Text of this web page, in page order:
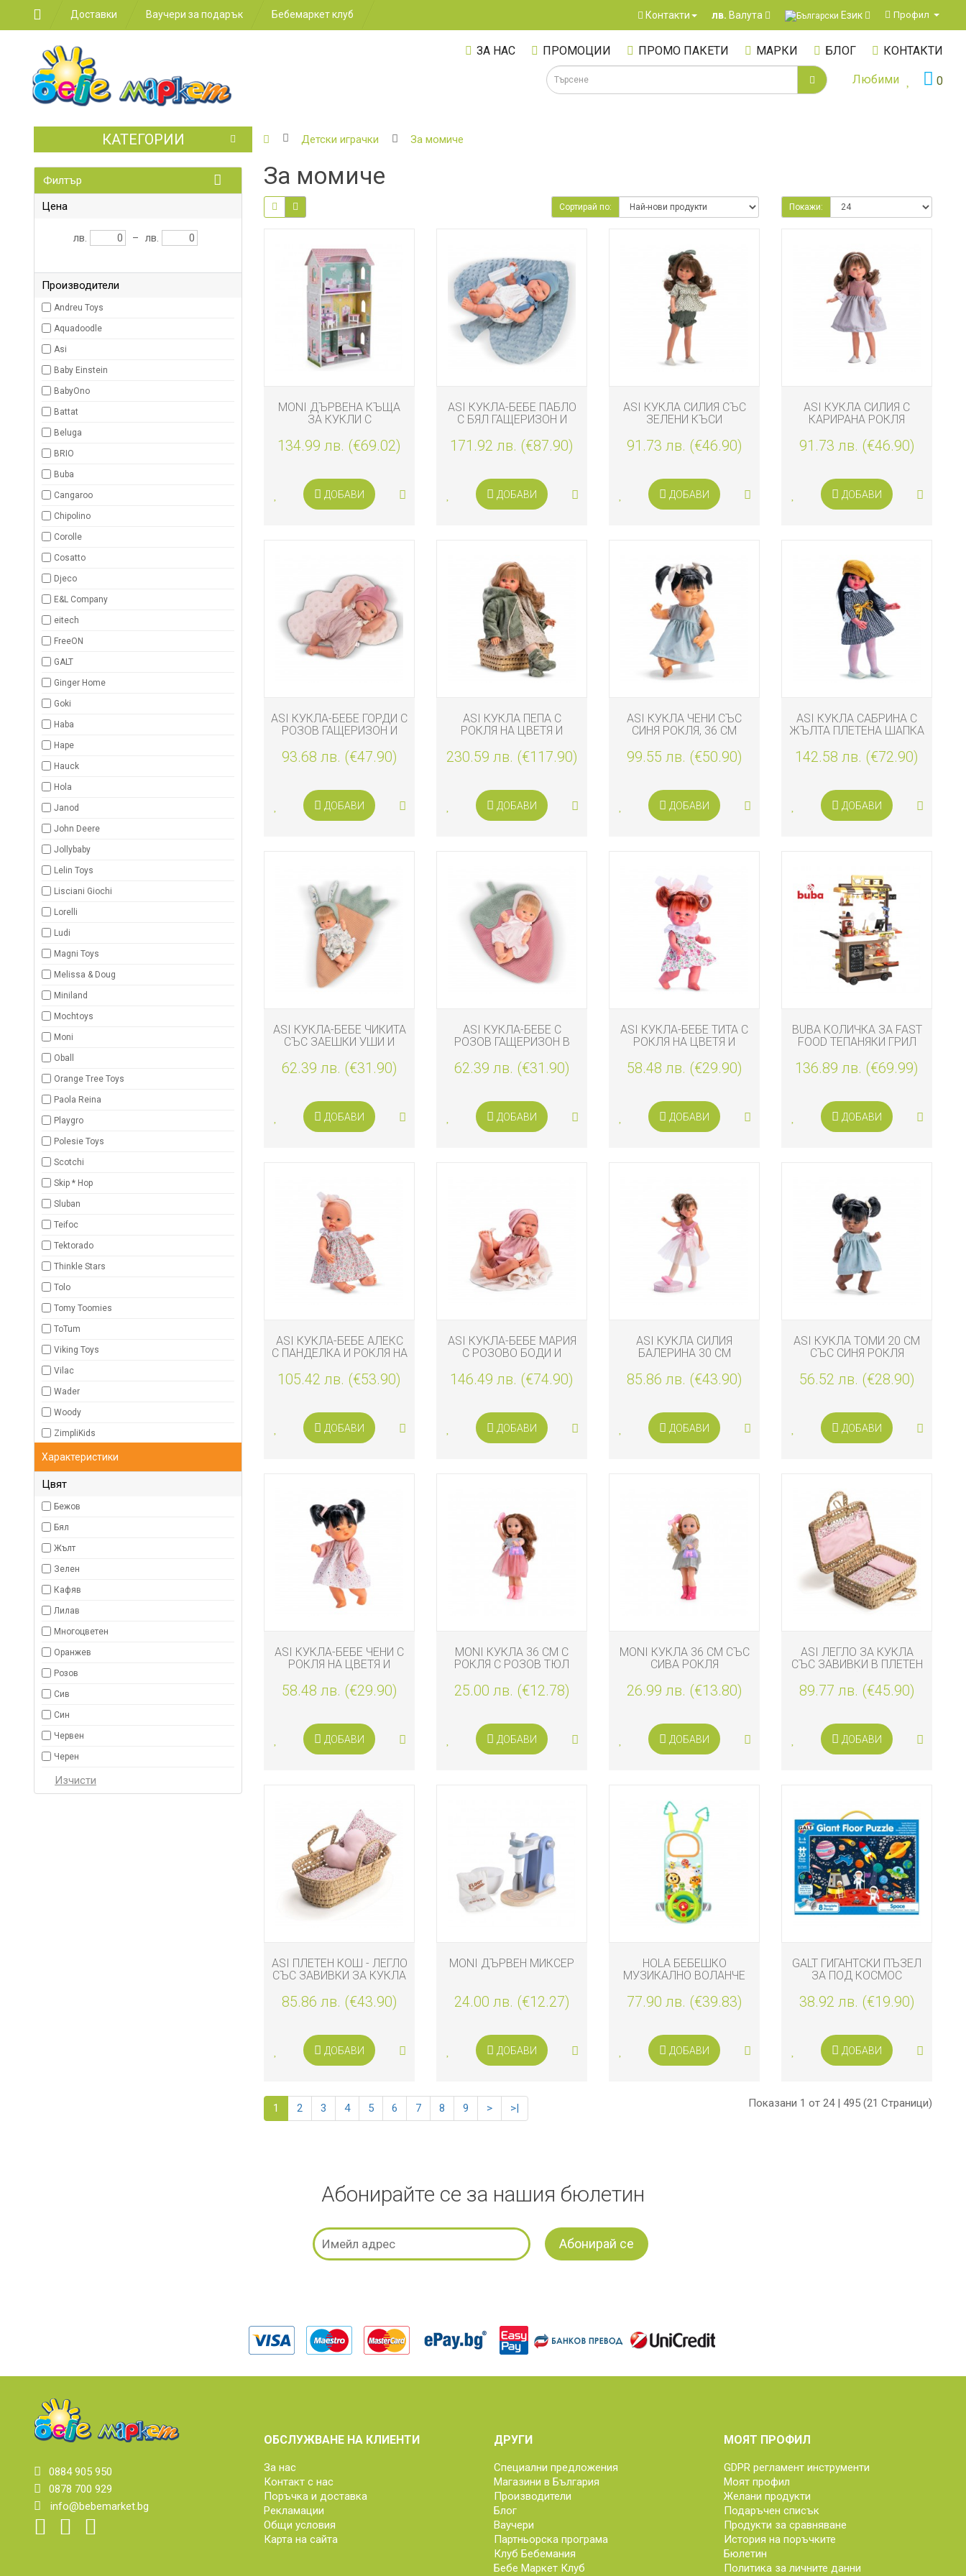
Доставки Ваучери за подарък Бебемаркет клуб Контакти лв. Валута Език Профил
ЗА НАС ПРОМОЦИИ ПРОМО ПАКЕТИ МАРКИ БЛОГ КОНТАКТИ
0
Любими
КАТЕГОРИИ БЕБЕШКИ
КОЛИЧКИ
СТОЛЧЕТА
ЗА
КОЛА
ХРАНЕНЕ
ДЕТСКАТА
ПРОДУКТИ
БЕБЕШКИ
ДРЕШКИ
ПЪТ
КОЗМЕТИКА
ПЕЛЕНИ
ДЕТСКИ
ИГРАЧКИ
Детски играчки За момиче
Филтър
Цена
лв. – лв.
Производители
Andreu Toys
Aquadoodle
Asi
Baby Einstein
BabyOno
Battat
Beluga
BRIO
Buba
Cangaroo
Chipolino
Corolle
Cosatto
Djeco
E&L Company
eitech
FreeON
GALT
Ginger Home
Goki
Haba
Hape
Hauck
Hola
Janod
John Deere
Jollybaby
Lelin Toys
Lisciani Giochi
Lorelli
Ludi
Magni Toys
Melissa & Doug
Miniland
Mochtoys
Moni
Oball
Orange Tree Toys
Paola Reina
Playgro
Polesie Toys
Scotchi
Skip * Hop
Sluban
Teifoc
Tektorado
Thinkle Stars
Tolo
Tomy Toomies
ToTum
Viking Toys
Vilac
Wader
Woody
ZimpliKids
Характеристики
Цвят
Бежов
Бял
Жълт
Зелен
Кафяв
Лилав
Многоцветен
Оранжев
Розов
Сив
Син
Червен
Черен
За момиче
Сортирай по: Покажи:
MONI ДЪРВЕНА КЪЩА
ЗА КУКЛИ С
134.99 лв. (€69.02)
ДОБАВИ
ASI КУКЛА-БЕБЕ ПАБЛО
С БЯЛ ГАЩЕРИЗОН И
ЛИСТО
171.92 лв. (€87.90)
ДОБАВИ
ASI КУКЛА СИЛИЯ СЪС
ЗЕЛЕНИ КЪСИ
91.73 лв. (€46.90)
ДОБАВИ
ASI КУКЛА СИЛИЯ С
КАРИРАНА РОКЛЯ
91.73 лв. (€46.90)
ДОБАВИ
ASI КУКЛА-БЕБЕ ГОРДИ С
РОЗОВ ГАЩЕРИЗОН И
ОБЛАК
93.68 лв. (€47.90)
ДОБАВИ
ASI КУКЛА ПЕПА С
РОКЛЯ НА ЦВЕТЯ И
230.59 лв. (€117.90)
ДОБАВИ
ASI КУКЛА ЧЕНИ СЪС
СИНЯ РОКЛЯ, 36 СМ
99.55 лв. (€50.90)
ДОБАВИ
ASI КУКЛА САБРИНА С
ЖЪЛТА ПЛЕТЕНА ШАПКА
142.58 лв. (€72.90)
ДОБАВИ
ASI КУКЛА-БЕБЕ ЧИКИТА
СЪС ЗАЕШКИ УШИ И
62.39 лв. (€31.90)
ДОБАВИ
ASI КУКЛА-БЕБЕ С
РОЗОВ ГАЩЕРИЗОН В
62.39 лв. (€31.90)
ДОБАВИ
ASI КУКЛА-БЕБЕ ТИТА С
РОКЛЯ НА ЦВЕТЯ И
58.48 лв. (€29.90)
ДОБАВИ
BUBA КОЛИЧКА ЗА FAST
FOOD ТЕПАНЯКИ ГРИЛ
136.89 лв. (€69.99)
ДОБАВИ
ASI КУКЛА-БЕБЕ АЛЕКС
С ПАНДЕЛКА И РОКЛЯ НА
105.42 лв. (€53.90)
ДОБАВИ
ASI КУКЛА-БЕБЕ МАРИЯ
С РОЗОВО БОДИ И
146.49 лв. (€74.90)
ДОБАВИ
ASI КУКЛА СИЛИЯ
БАЛЕРИНА 30 СМ
85.86 лв. (€43.90)
ДОБАВИ
ASI КУКЛА ТОМИ 20 СМ
СЪС СИНЯ РОКЛЯ
56.52 лв. (€28.90)
ДОБАВИ
ASI КУКЛА-БЕБЕ ЧЕНИ С
РОКЛЯ НА ЦВЕТЯ И
58.48 лв. (€29.90)
ДОБАВИ
MONI КУКЛА 36 СМ С
РОКЛЯ С РОЗОВ ТЮЛ
25.00 лв. (€12.78)
ДОБАВИ
MONI КУКЛА 36 СМ СЪС
СИВА РОКЛЯ
26.99 лв. (€13.80)
ДОБАВИ
ASI ЛЕГЛО ЗА КУКЛА
СЪС ЗАВИВКИ В ПЛЕТЕН
89.77 лв. (€45.90)
ДОБАВИ
ASI ПЛЕТЕН КОШ - ЛЕГЛО
СЪС ЗАВИВКИ ЗА КУКЛА
85.86 лв. (€43.90)
ДОБАВИ
MONI ДЪРВЕН МИКСЕР
24.00 лв. (€12.27)
ДОБАВИ
HOLA БЕБЕШКО
МУЗИКАЛНО ВОЛАНЧЕ
77.90 лв. (€39.83)
ДОБАВИ
GALT ГИГАНТСКИ ПЪЗЕЛ
ЗА ПОД КОСМОС
38.92 лв. (€19.90)
ДОБАВИ
1 2 3 4 5 6 7 8 9 > >| Показани 1 от 24 | 495 (21 Страници)
Абонирайте се за нашия бюлетин
0884 905 950
0878 700 929
info@bebemarket.bg
ОБСЛУЖВАНЕ НА КЛИЕНТИ
За нас
Контакт с нас
Поръчка и доставка
Рекламации
Общи условия
Карта на сайта
ДРУГИ
Специални предложения
Магазини в България
Производители
Блог
Ваучери
Партньорска програма
Клуб Бебемания
Бебе Маркет Клуб
МОЯТ ПРОФИЛ
GDPR регламент инструменти
Моят профил
Желани продукти
Подаръчен списък
Продукти за сравняване
История на поръчките
Бюлетин
Политика за личните данни